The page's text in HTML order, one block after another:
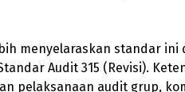
menyelaraskan standar ini
Audit 315 (Revisi).
pelaksanaan audit grup,